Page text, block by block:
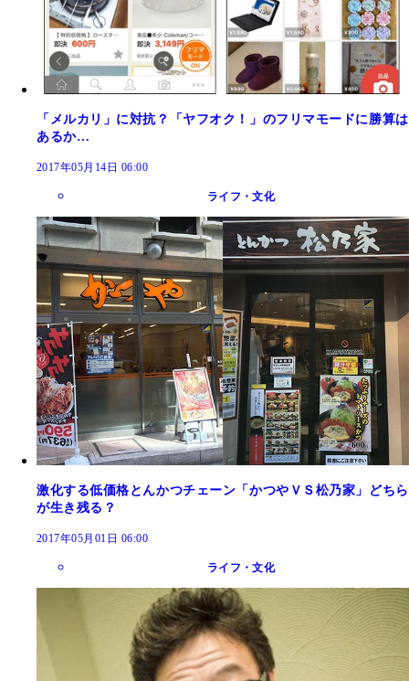
「メルカリ」に対抗？「ヤフオク！」のフリマモードに勝算は
あるか…
2017年05月14日 06:00
ライフ・文化
激化する低価格とんかつチェーン「かつやＶＳ松乃家」どちら
が生き残る？
2017年05月01日 06:00
ライフ・文化